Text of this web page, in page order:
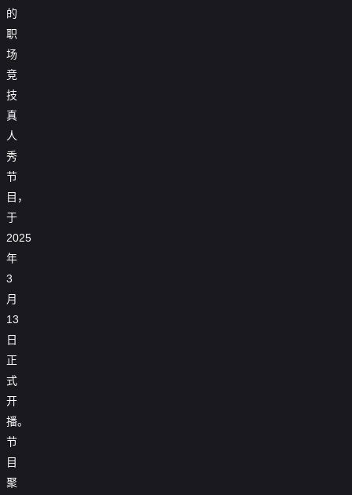
的
职
场
竞
技
真
人
秀
节
目，
于
2025
年
3
月
13
日
正
式
开
播。
节
目
聚